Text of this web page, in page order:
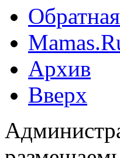
Архив
Вверх